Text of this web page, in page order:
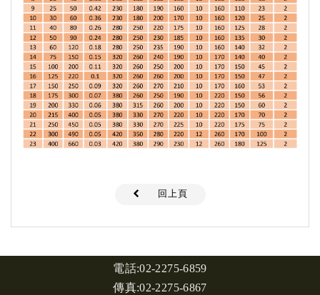
回上頁
電話:02-2275-6859
傳真:02-2275-6867